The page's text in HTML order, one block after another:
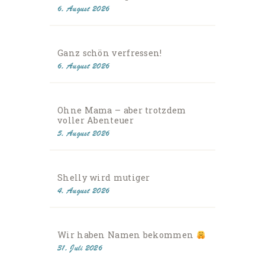
6. August 2026
Ganz schön verfressen!
6. August 2026
Ohne Mama – aber trotzdem
voller Abenteuer
5. August 2026
Shelly wird mutiger
4. August 2026
Wir haben Namen bekommen
31. Juli 2026